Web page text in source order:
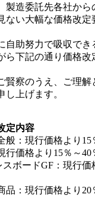
製造委託先各社から
ない大幅な価格改定
自助努力で吸収でき
ら下記の通り価格改
賢察のうえ、ご理解
上げます。
定内容
般：現行価格より15
行価格より15％～40
ボードGF：現行価
品：現行価格より20